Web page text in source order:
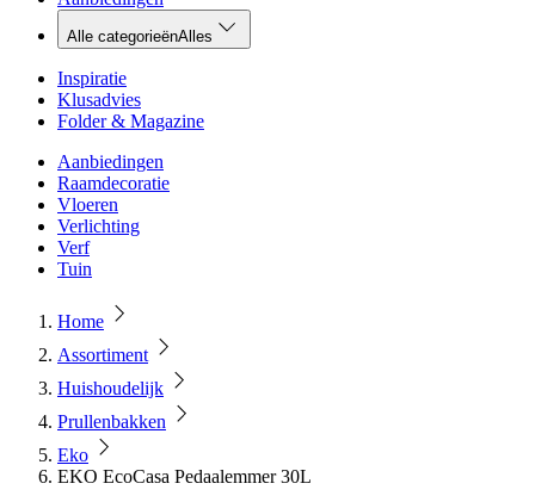
Alle categorieënAlles
Inspiratie
Klusadvies
Folder & Magazine
Aanbiedingen
Raamdecoratie
Vloeren
Verlichting
Verf
Tuin
Home
Assortiment
Huishoudelijk
Prullenbakken
Eko
EKO EcoCasa Pedaalemmer 30L